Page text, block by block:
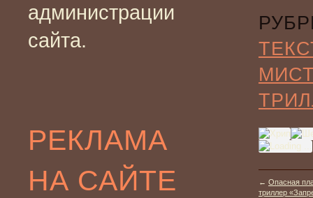
администрации
сайта.
РЕКЛАМА
НА САЙТЕ
← Опасная
триллер